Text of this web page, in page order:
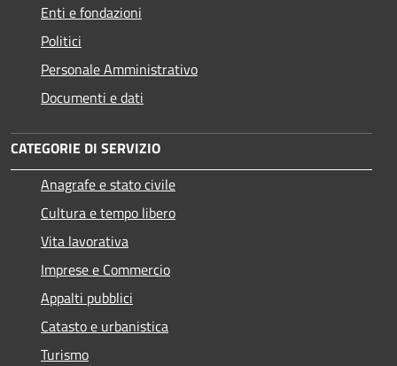
Enti e fondazioni
Politici
Personale Amministrativo
Documenti e dati
CATEGORIE DI SERVIZIO
Anagrafe e stato civile
Cultura e tempo libero
Vita lavorativa
Imprese e Commercio
Appalti pubblici
Catasto e urbanistica
Turismo